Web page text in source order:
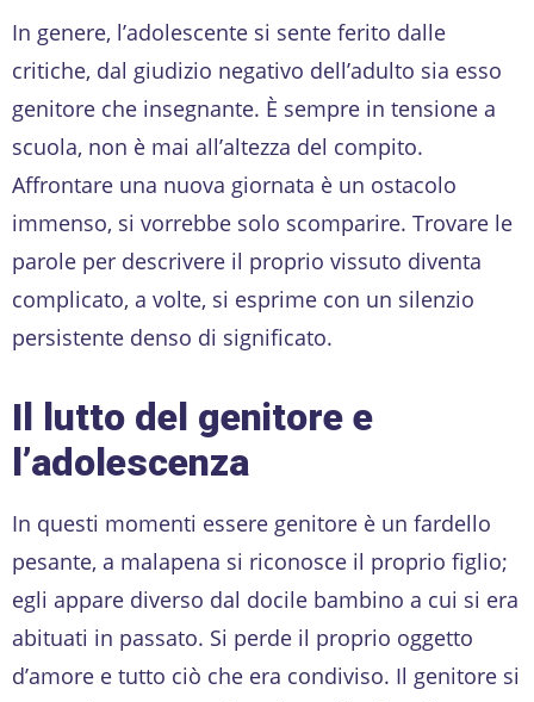
In genere, l’adolescente si sente ferito dalle
critiche, dal giudizio negativo dell’adulto sia esso
genitore che insegnante. È sempre in tensione a
scuola, non è mai all’altezza del compito.
Affrontare una nuova giornata è un ostacolo
immenso, si vorrebbe solo scomparire. Trovare le
parole per descrivere il proprio vissuto diventa
complicato, a volte, si esprime con un silenzio
persistente denso di significato.
Il lutto del genitore e
l’adolescenza
In questi momenti essere genitore è un fardello
pesante, a malapena si riconosce il proprio figlio;
egli appare diverso dal docile bambino a cui si era
abituati in passato. Si perde il proprio oggetto
d’amore e tutto ciò che era condiviso. Il genitore si